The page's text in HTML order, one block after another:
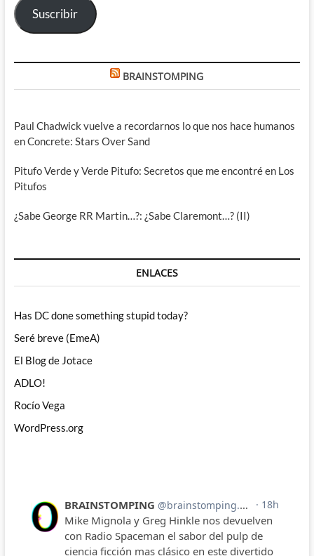
Suscribir
BRAINSTOMPING
Paul Chadwick vuelve a recordarnos lo que nos hace humanos
en Concrete: Stars Over Sand
Pitufo Verde y Verde Pitufo: Secretos que me encontré en Los
Pitufos
¿Sabe George RR Martin…?: ¿Sabe Claremont…? (II)
ENLACES
Has DC done something stupid today?
Seré breve (EmeA)
El Blog de Jotace
ADLO!
Rocío Vega
WordPress.org